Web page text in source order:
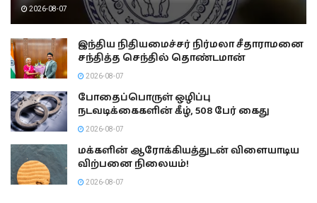
2026-08-07
இந்திய நிதியமைச்சர் நிர்மலா சீதாராமனை
சந்தித்த செந்தில் தொண்டமான்
2026-08-07
போதைப்பொருள் ஒழிப்பு
நடவடிக்கைகளின் கீழ், 508 பேர் கைது
2026-08-07
மக்களின் ஆரோக்கியத்துடன் விளையாடிய
விற்பனை நிலையம்!
2026-08-07